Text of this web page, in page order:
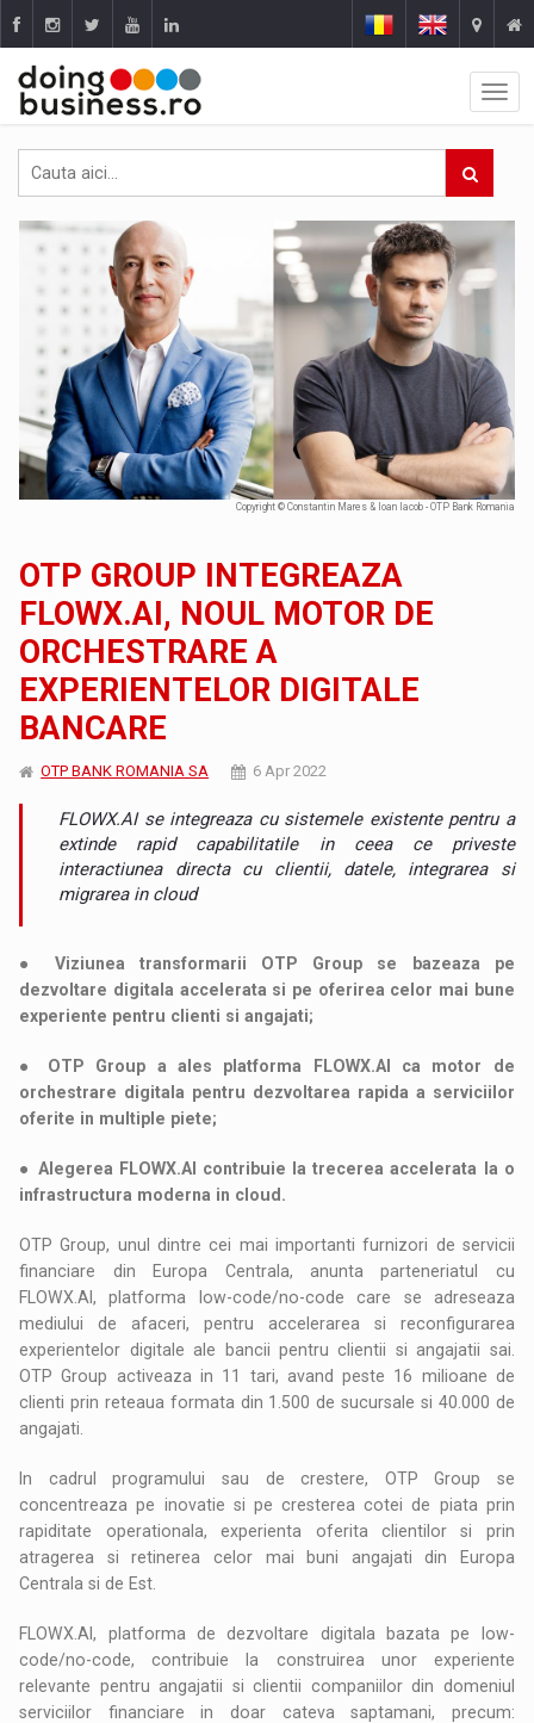
Copyright © Constantin Mares & Ioan Iacob - OTP Bank Romania
OTP GROUP INTEGREAZA
FLOWX.AI, NOUL MOTOR DE
ORCHESTRARE A
EXPERIENTELOR DIGITALE
BANCARE
OTP BANK ROMANIA SA 6 Apr 2022
FLOWX.AI se integreaza cu sistemele existente pentru a
extinde rapid capabilitatile in ceea ce priveste
interactiunea directa cu clientii, datele, integrarea si
migrarea in cloud
● Viziunea transformarii OTP Group se bazeaza pe
dezvoltare digitala accelerata si pe oferirea celor mai bune
experiente pentru clienti si angajati;
● OTP Group a ales platforma FLOWX.AI ca motor de
orchestrare digitala pentru dezvoltarea rapida a serviciilor
oferite in multiple piete;
● Alegerea FLOWX.AI contribuie la trecerea accelerata la o
infrastructura moderna in cloud.
OTP Group, unul dintre cei mai importanti furnizori de servicii
financiare din Europa Centrala, anunta parteneriatul cu
FLOWX.AI, platforma low-code/no-code care se adreseaza
mediului de afaceri, pentru accelerarea si reconfigurarea
experientelor digitale ale bancii pentru clientii si angajatii sai.
OTP Group activeaza in 11 tari, avand peste 16 milioane de
clienti prin reteaua formata din 1.500 de sucursale si 40.000 de
angajati.
In cadrul programului sau de crestere, OTP Group se
concentreaza pe inovatie si pe cresterea cotei de piata prin
rapiditate operationala, experienta oferita clientilor si prin
atragerea si retinerea celor mai buni angajati din Europa
Centrala si de Est.
FLOWX.AI, platforma de dezvoltare digitala bazata pe low-
code/no-code, contribuie la construirea unor experiente
relevante pentru angajatii si clientii companiilor din domeniul
serviciilor financiare in doar cateva saptamani, precum: